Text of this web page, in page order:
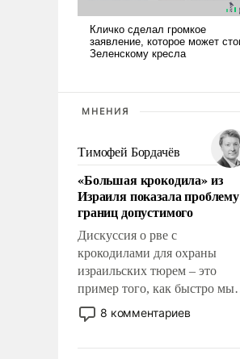
МНЕНИЯ
Тимофей Бордачёв
«Большая крокодила» из
Израиля показала проблему
границ допустимого
Дискуссия о рве с
крокодилами для охраны
израильских тюрем – это
пример того, как быстро мы
двигаемся по пути
революционных изменений.
8 комментариев